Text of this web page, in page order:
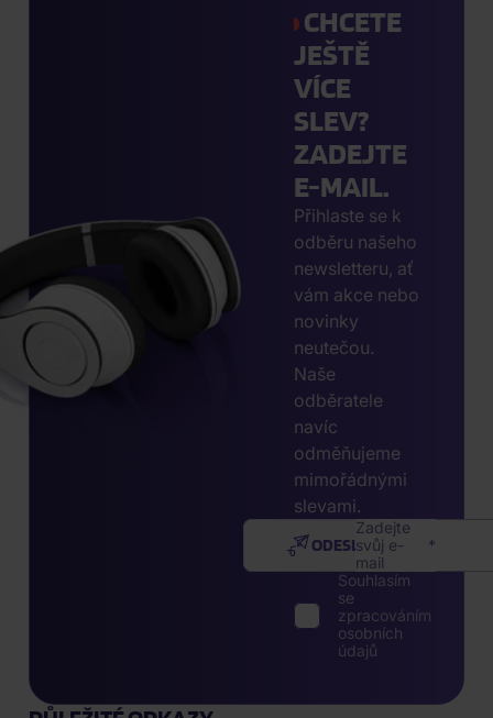
CHCETE
JEŠTĚ
VÍCE
SLEV?
ZADEJTE
E-MAIL.
Přihlaste se k
odběru našeho
newsletteru, ať
vám akce nebo
novinky
neutečou.
Naše
odběratele
navíc
odměňujeme
mimořádnými
slevami.
Zadejte
svůj e-
mail
ODESLAT
Souhlasím
se
zpracováním
osobních
údajů